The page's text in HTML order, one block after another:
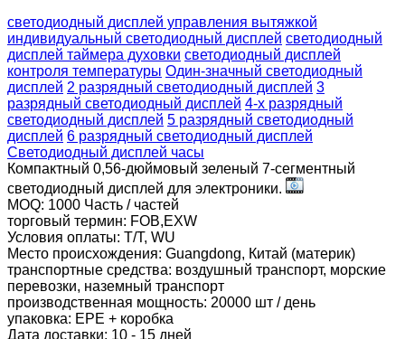
светодиодный дисплей управления вытяжкой
индивидуальный светодиодный дисплей светодиодный
дисплей таймера духовки светодиодный дисплей
контроля температуры Один-значный светодиодный
дисплей 2 разрядный светодиодный дисплей 3
разрядный светодиодный дисплей 4-х разрядный
светодиодный дисплей 5 разрядный светодиодный
дисплей 6 разрядный светодиодный дисплей
Светодиодный дисплей часы
Компактный 0,56-дюймовый зеленый 7-сегментный
светодиодный дисплей для электроники.
MOQ: 1000 Часть / частей
торговый термин: FOB,EXW
Условия оплаты: T/T, WU
Место происхождения: Guangdong, Китай (материк)
транспортные средства: воздушный транспорт, морские
перевозки, наземный транспорт
производственная мощность: 20000 шт / день
упаковка: EPE + коробка
Дата доставки: 10 - 15 дней